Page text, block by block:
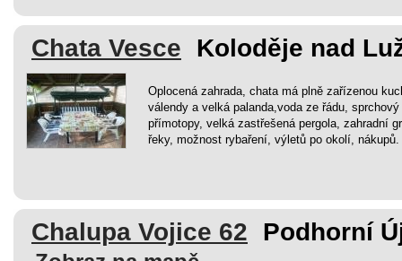
Chata Vesce Koloděje nad
Oplocená zahrada, chata má plně zařízenou
válendy a velká palanda,voda ze řádu,
přímotopy, velká zastřešená pergola, zahradní
řeky, možnost rybaření, výletů po okolí, nákupů.
Chalupa Vojice 62 Podhorní